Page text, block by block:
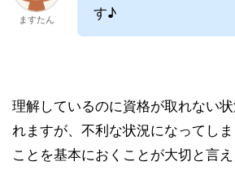
ますたん
す♪
理解しているのに資格が取れない
れますが、不利な状況になってし
ことを基本におくことが大切と言え